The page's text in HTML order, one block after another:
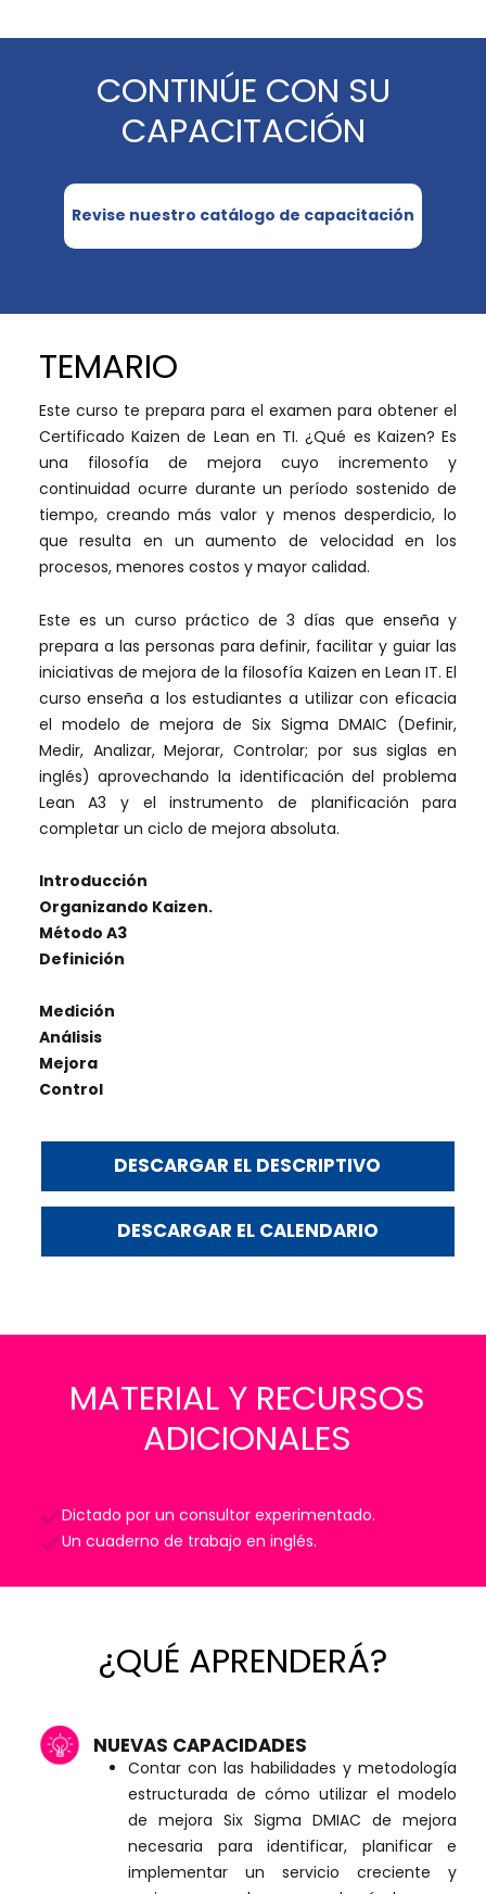
CONTINÚE CON SU
CAPACITACIÓN
Revise nuestro catálogo de capacitación
TEMARIO
Este curso te prepara para el examen para obtener el
Certificado Kaizen de Lean en TI. ¿Qué es Kaizen? Es
una filosofía de mejora cuyo incremento y
continuidad ocurre durante un período sostenido de
tiempo, creando más valor y menos desperdicio, lo
que resulta en un aumento de velocidad en los
procesos, menores costos y mayor calidad.
Este es un curso práctico de 3 días que enseña y
prepara a las personas para definir, facilitar y guiar las
iniciativas de mejora de la filosofía Kaizen en Lean IT. El
curso enseña a los estudiantes a utilizar con eficacia
el modelo de mejora de Six Sigma DMAIC (Definir,
Medir, Analizar, Mejorar, Controlar; por sus siglas en
inglés) aprovechando la identificación del problema
Lean A3 y el instrumento de planificación para
completar un ciclo de mejora absoluta.
Introducción
Organizando Kaizen.
Método A3
Definición
Medición
Análisis
Mejora
Control
DESCARGAR EL DESCRIPTIVO
DESCARGAR EL CALENDARIO
MATERIAL Y RECURSOS
ADICIONALES
Dictado por un consultor experimentado.
Un cuaderno de trabajo en inglés.
¿QUÉ APRENDERÁ?
NUEVAS CAPACIDADES
Contar con las habilidades y metodología
estructurada de cómo utilizar el modelo
de mejora Six Sigma DMIAC de mejora
necesaria para identificar, planificar e
implementar un servicio creciente y